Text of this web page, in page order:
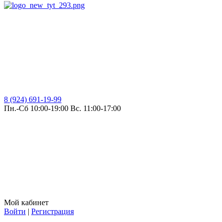
8 (924) 691-19-99
Пн.-Сб 10:00-19:00 Вс. 11:00-17:00
Мой кабинет
Войти | Регистрация